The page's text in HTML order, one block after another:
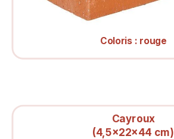
Coloris : rouge
Cayroux
(4,5x22x44 cm)